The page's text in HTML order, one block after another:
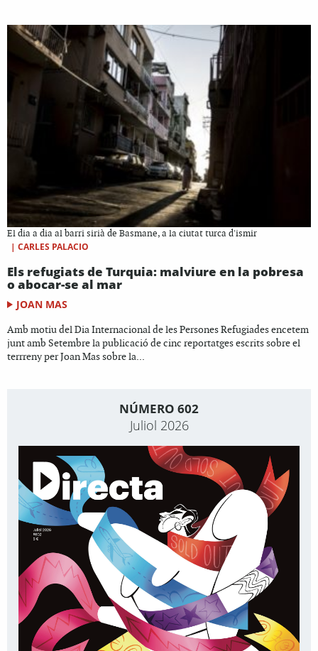
El dia a dia al barri sirià de Basmane, a la ciutat turca d'ismir
| CARLES PALACIO
Els refugiats de Turquia: malviure en la pobresa
o abocar-se al mar
JOAN MAS
Amb motiu del Dia Internacional de les Persones Refugiades encetem
junt amb Setembre la publicació de cinc reportatges escrits sobre el
terrreny per Joan Mas sobre la...
NÚMERO 602
Juliol 2026